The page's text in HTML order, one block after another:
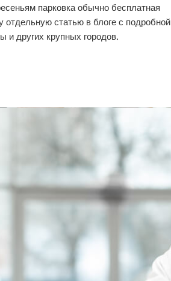
парковка обычно бесплатная
отдельную статью в блоге с подробной
и других крупных городов.